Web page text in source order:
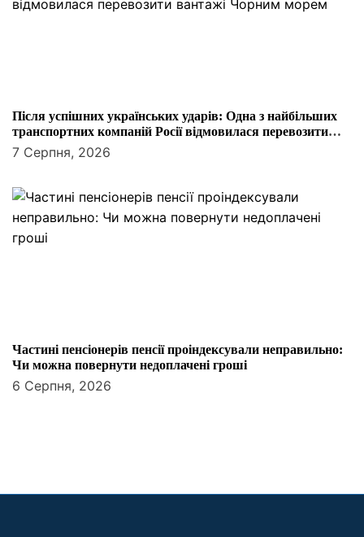
Після успішних українських ударів: Одна з найбільших
транспортних компаній Росії відмовилася перевозити
вантажі Чорним морем
7 Серпня, 2026
Частині пенсіонерів пенсії проіндексували неправильно:
Чи можна повернути недоплачені гроші
6 Серпня, 2026